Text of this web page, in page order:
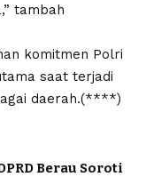
tambah
komitmen Polri
saat terjadi
daerah.(****)
Berau Soroti